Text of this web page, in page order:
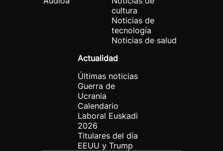
cultura
Noticias de
tecnología
Noticias de salud
Actualidad
Últimas noticias
Guerra de
Ucrania
Calendario
Laboral Euskadi
2026
Titulares del día
EEUU y Trump